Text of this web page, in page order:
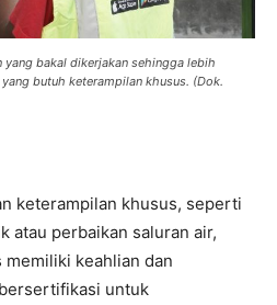
bakal dikerjakan sehingga lebih
butuh keterampilan khusus. (Dok.
keterampilan khusus, seperti
atau perbaikan saluran air,
keahlian dan
untuk